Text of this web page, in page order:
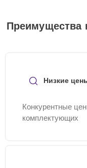
Преимущества
Низкие
Конкурентные
комплектующих